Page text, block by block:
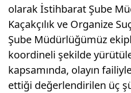
olarak İstihbarat Şube
Kaçakçılık ve Organize
Şube Müdürlüğümüz
koordineli şekilde
kapsamında, olayın
ettiği değerlendirilen üç